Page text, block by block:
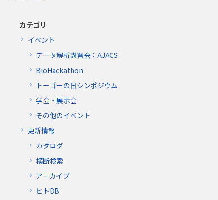
カテゴリ
イベント
データ解析講習会：AJACS
BioHackathon
トーゴーの日シンポジウム
学会・展示会
その他のイベント
更新情報
カタログ
横断検索
アーカイブ
ヒトDB